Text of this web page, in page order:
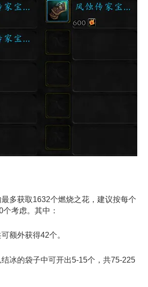
多获取1632个燃烧之花，建议按每个
考虑。其中：
额外获得42个。
冰的袋子中可开出5-15个，共75-225